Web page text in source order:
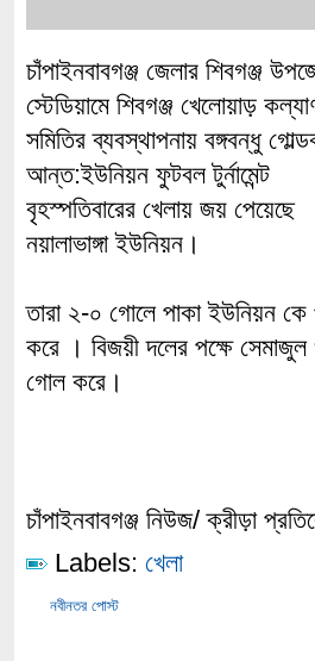
চাঁপাইনবাবগঞ্জ জেলার শিবগঞ্জ
স্টেডিয়ামে শিবগঞ্জ খেলোয়াড়
সমিতির ব্যবস্থাপনায় বঙ্গবন্ধু
আন্ত:ইউনিয়ন ফুটবল টুর্নামেন্ট
বৃহস্পতিবারের খেলায় জয় পেয়েছে
নয়ালাভাঙ্গা ইউনিয়ন।
তারা ২-০ গোলে পাকা ইউনিয়ন কে
করে । বিজয়ী দলের পক্ষে
গোল করে।
চাঁপাইনবাবগঞ্জ নিউজ/ ক্রীড়া
Labels: খেলা
নবীনতর পোস্ট